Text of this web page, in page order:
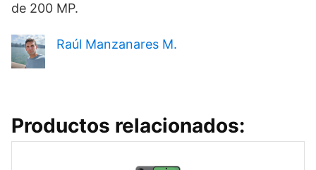
de 200 MP.
Raúl Manzanares M.
Productos relacionados: